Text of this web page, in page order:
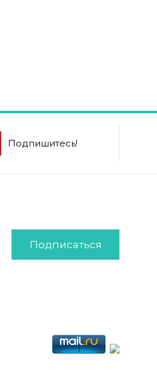
Подпишитесь!
Подписаться